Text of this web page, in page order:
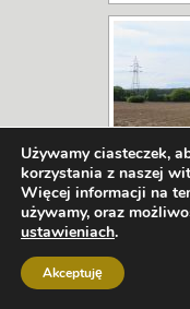
Gębice
Używamy ciasteczek,
korzystania z naszej
Więcej informacji na
używamy, oraz
ustawieniach.
Akceptuję